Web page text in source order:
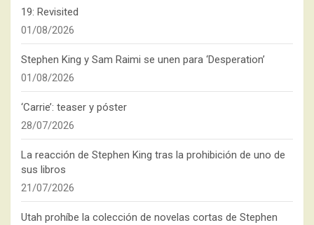
19: Revisited
01/08/2026
Stephen King y Sam Raimi se unen para ‘Desperation’
01/08/2026
‘Carrie’: teaser y póster
28/07/2026
La reacción de Stephen King tras la prohibición de uno de
sus libros
21/07/2026
Utah prohíbe la colección de novelas cortas de Stephen